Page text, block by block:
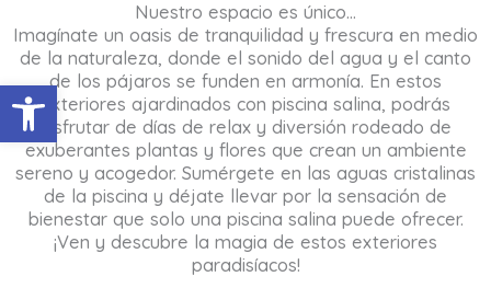
Abrir barra de herramientas
Nuestro espacio es único…
Imagínate un oasis de tranquilidad y frescura en medio
de la naturaleza, donde el sonido del agua y el canto
de los pájaros se funden en armonía. En estos
exteriores ajardinados con piscina salina, podrás
disfrutar de días de relax y diversión rodeado de
exuberantes plantas y flores que crean un ambiente
sereno y acogedor. Sumérgete en las aguas cristalinas
de la piscina y déjate llevar por la sensación de
bienestar que solo una piscina salina puede ofrecer.
¡Ven y descubre la magia de estos exteriores
paradisíacos!